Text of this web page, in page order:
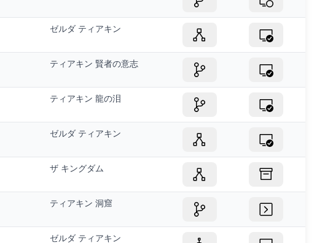
ゼルダ ティアキン
ティアキン 賢者の意志
ティアキン 龍の泪
ゼルダ ティアキン
ザ キングダム
ティアキン 洞窟
ゼルダ ティアキン